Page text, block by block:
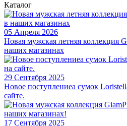
Каталог
05 Апреля 2026
Новая мужская летняя коллекция
наших магазинах
29 Сентября 2025
Новое поступлениеа сумок
сайте.
17 Сентября 2025